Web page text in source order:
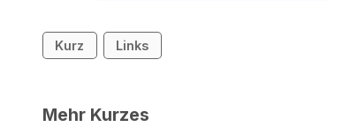
Kurz Links
Mehr Kurzes